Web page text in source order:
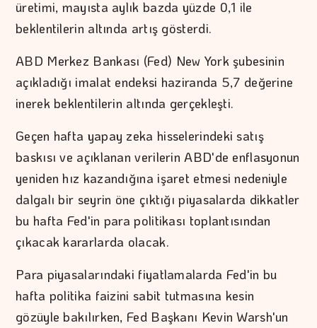
üretimi, mayısta aylık bazda yüzde 0,1 ile
beklentilerin altında artış gösterdi.
ABD Merkez Bankası (Fed) New York şubesinin
açıkladığı imalat endeksi haziranda 5,7 değerine
inerek beklentilerin altında gerçekleşti.
Geçen hafta yapay zeka hisselerindeki satış
baskısı ve açıklanan verilerin ABD'de enflasyonun
yeniden hız kazandığına işaret etmesi nedeniyle
dalgalı bir seyrin öne çıktığı piyasalarda dikkatler
bu hafta Fed'in para politikası toplantısından
çıkacak kararlarda olacak.
Para piyasalarındaki fiyatlamalarda Fed'in bu
hafta politika faizini sabit tutmasına kesin
gözüyle bakılırken, Fed Başkanı Kevin Warsh'un